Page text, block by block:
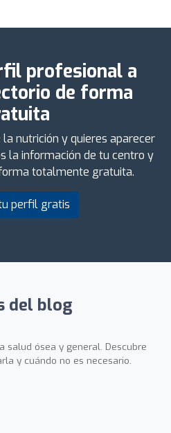
profesional a
de forma
nutrición y quieres aparecer
la información de tu centro y
totalmente gratuita.
perfil gratis
del blog
salud ósea y general. Descubre
y cuándo no es necesario.